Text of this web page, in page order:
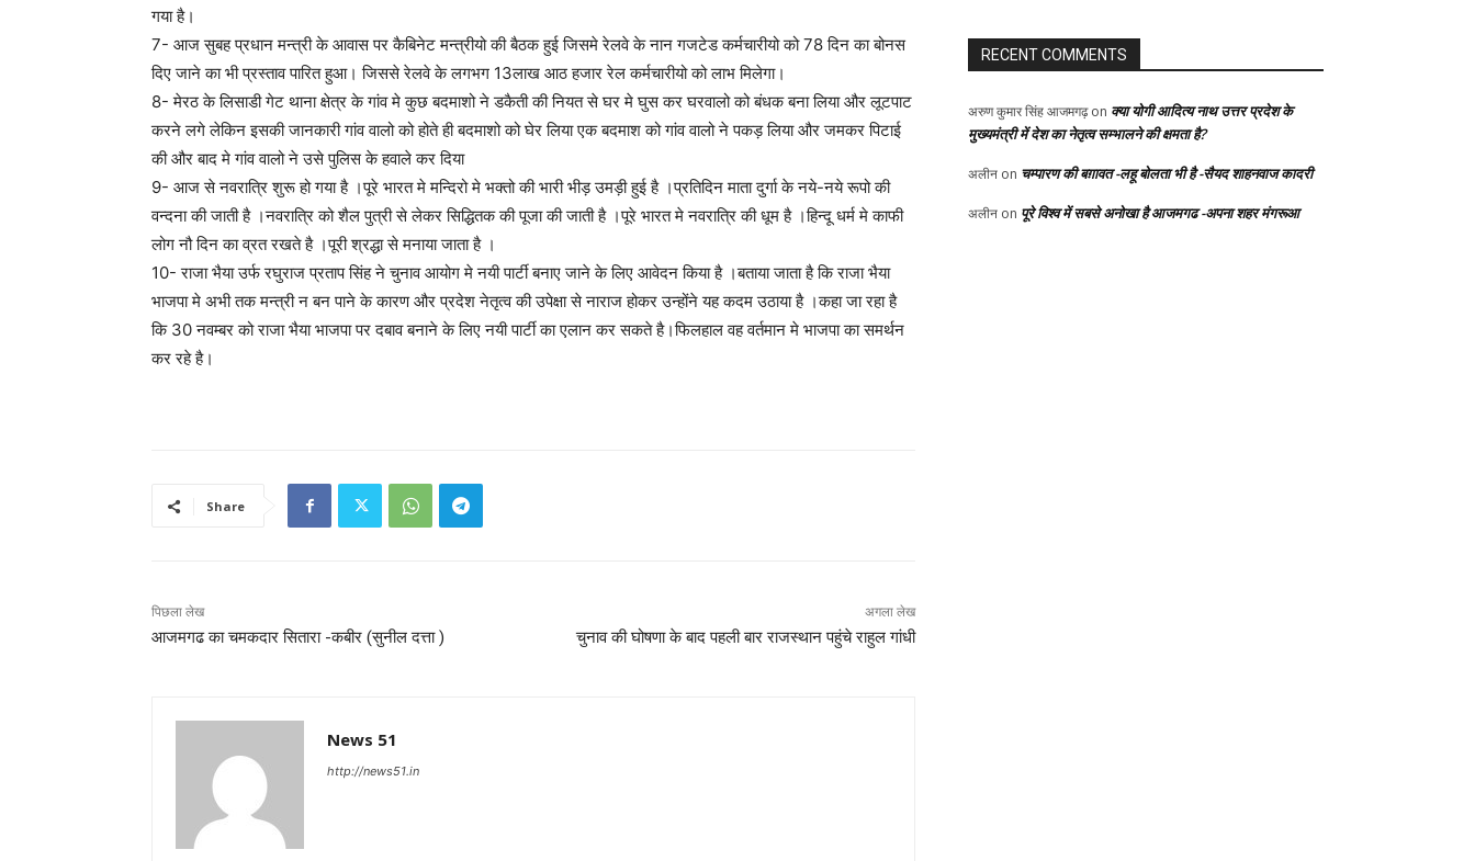
गया है।
7- आज सुबह प्रधान मन्त्री के आवास पर कैबिनेट मन्त्रीयो की बैठक हुई जिसमे रेलवे के नान गजटेड कर्मचारीयो को 78 दिन का बोनस
दिए जाने का भी प्रस्ताव पारित हुआ। जिससे रेलवे के लगभग 13लाख आठ हजार रेल कर्मचारीयो को लाभ मिलेगा।
8- मेरठ के लिसाडी गेट थाना क्षेत्र के गांव मे कुछ बदमाशो ने डकैती की नियत से घर मे घुस कर घरवालो को बंधक बना लिया और लूटपाट
करने लगे लेकिन इसकी जानकारी गांव वालो को होते ही बदमाशो को घेर लिया एक बदमाश को गांव वालो ने पकड़ लिया और जमकर पिटाई
की और बाद मे गांव वालो ने उसे पुलिस के हवाले कर दिया
9- आज से नवरात्रि शुरू हो गया है ।पूरे भारत मे मन्दिरो मे भक्तो की भारी भीड़ उमड़ी हुई है ।प्रतिदिन माता दुर्गा के नये-नये रूपो की
वन्दना की जाती है ।नवरात्रि को शैल पुत्री से लेकर सिद्धितक की पूजा की जाती है ।पूरे भारत मे नवरात्रि की धूम है ।हिन्दू धर्म मे काफी
लोग नौ दिन का व्रत रखते है ।पूरी श्रद्धा से मनाया जाता है ।
10- राजा भैया उर्फ रघुराज प्रताप सिंह ने चुनाव आयोग मे नयी पार्टी बनाए जाने के लिए आवेदन किया है ।बताया जाता है कि राजा भैया
भाजपा मे अभी तक मन्त्री न बन पाने के कारण और प्रदेश नेतृत्व की उपेक्षा से नाराज होकर उन्होंने यह कदम उठाया है ।कहा जा रहा है
कि 30 नवम्बर को राजा भैया भाजपा पर दबाव बनाने के लिए नयी पार्टी का एलान कर सकते है।फिलहाल वह वर्तमान मे भाजपा का समर्थन
कर रहे है।
Share
पिछला लेख
आजमगढ का चमकदार सितारा -कबीर (सुनील दत्ता )
अगला लेख
चुनाव की घोषणा के बाद पहली बार राजस्थान पहुंचे राहुल गांधी
News 51
http://news51.in
RECENT COMMENTS
अरुण कुमार सिंह आजमगढ़on क्या योगी आदित्य नाथ उत्तर प्रदेश के
मुख्यमंत्री में देश का नेतृत्व सम्भालने की क्षमता है?
अलीन on चम्पारण की बग़ावत -लहू बोलता भी है -सैयद शाहनवाज कादरी
अलीन on पूरे विश्व में सबसे अनोखा है आजमगढ -अपना शहर मंगरूआ